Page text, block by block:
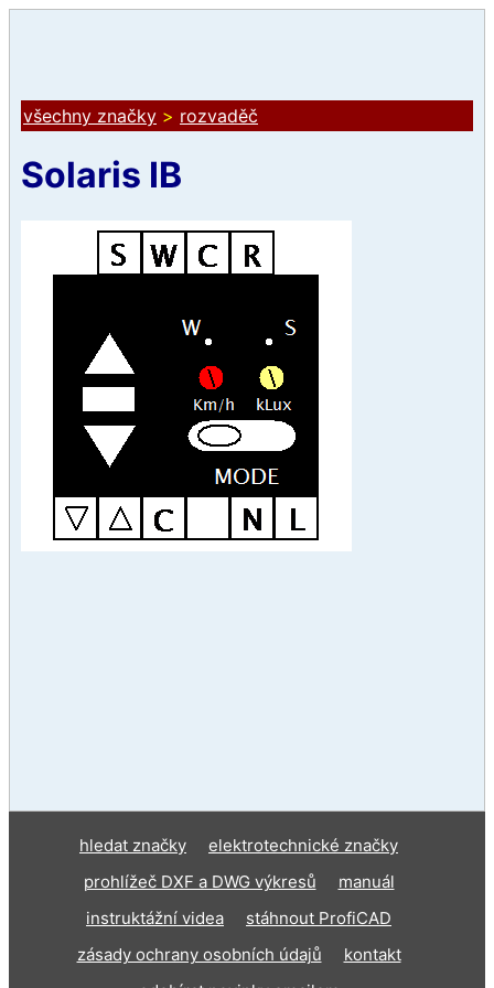
všechny značky > rozvaděč
Solaris IB
hledat značky
elektrotechnické značky
prohlížeč DXF a DWG výkresů
manuál
instruktážní videa
stáhnout ProfiCAD
zásady ochrany osobních údajů
kontakt